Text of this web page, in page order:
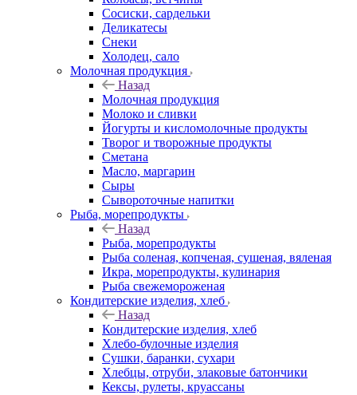
Сосиски, сардельки
Деликатесы
Снеки
Холодец, сало
Молочная продукция
Назад
Молочная продукция
Молоко и сливки
Йогурты и кисломолочные продукты
Творог и творожные продукты
Сметана
Масло, маргарин
Сыры
Сывороточные напитки
Рыба, морепродукты
Назад
Рыба, морепродукты
Рыба соленая, копченая, сушеная, вяленая
Икра, морепродукты, кулинария
Рыба свежемороженая
Кондитерские изделия, хлеб
Назад
Кондитерские изделия, хлеб
Хлебо-булочные изделия
Сушки, баранки, сухари
Хлебцы, отруби, злаковые батончики
Кексы, рулеты, круассаны